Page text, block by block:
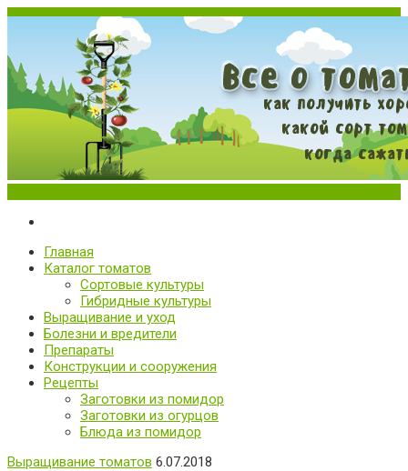
Все о томатах. Выращивание томатов. Сорта и рассада.
Выращивание и уход за томатами
Главная
Каталог томатов
Сортовые культуры
Гибридные культуры
Выращивание и уход
Болезни и вредители
Препараты
Конструкции и сооружения
Рецепты
Заготовки из помидор
Заготовки из огурцов
Блюда из помидор
Выращивание томатов 6.07.2018